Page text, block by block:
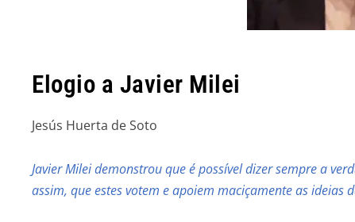
Elogio a Javier Milei
Jesús
Javier Milei demonstrou que é possível dizer sempre a
assim, que estes votem e apoiem maciçamente as ideias